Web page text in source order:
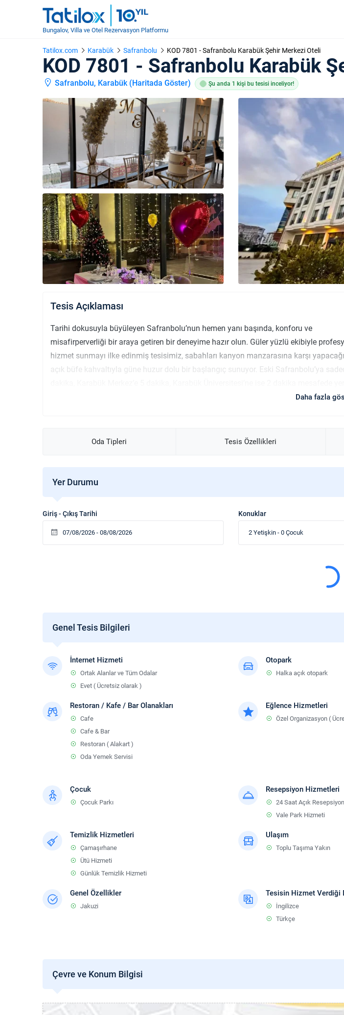
Bungalov, Villa ve Otel Rezervasyon Platformu
Tatilox.com Karabük Safranbolu KOD 7801 - Safranbolu Karabük Şehir Merkezi Oteli
KOD 7801 - Safranbolu Karabük
Safranbolu, Karabük (Haritada Göster) Şu anda 1 kişi bu tesisi inceliyor!
Tesis Açıklaması
Tarihi dokusuyla büyüleyen Safranbolu’nun hemen yanı başında, konforu ve
misafirperverliği bir araya getiren bir deneyime hazır olun. Güler yüzlü ekibiyle
hizmet sunmayı ilke edinmiş tesisimiz, sabahları kanyon manzarasına karşı
açık büfe kahvaltıyla güne huzur dolu bir başlangıç sunuyor. Eski Safranbolu’ya
tesisimiz; hem keşif dolu geziler hem de konforlu konaklamalar için ideal bir noktada
dinlenebilirsiniz. Tarihle modernliği buluşturan bu özel atmosferde sizi ağırlamaktan
Daha fazla
Oda Tipleri Tesis Özellikleri
Yer Durumu
Giriş - Çıkış Tarihi Konuklar
2 Yetişkin - 0 Çocuk
Genel Tesis Bilgileri
İnternet Hizmeti
Ortak Alanlar ve Tüm Odalar
Evet ( Ücretsiz olarak )
Otopark
Halka açık otopark
Restoran / Kafe / Bar Olanakları
Cafe
Cafe & Bar
Restoran ( Alakart )
Oda Yemek Servisi
Eğlence Hizmetleri
Özel Organizasyon (
Çocuk
Çocuk Parkı
Resepsiyon Hizmetleri
24 Saat Açık Resepsiyon
Vale Park Hizmeti
Temizlik Hizmetleri
Çamaşırhane
Ütü Hizmeti
Günlük Temizlik Hizmeti
Ulaşım
Toplu Taşıma Yakın
Genel Özellikler
Jakuzi
Tesisin Hizmet Verdiği
İngilizce
Türkçe
Çevre ve Konum Bilgisi